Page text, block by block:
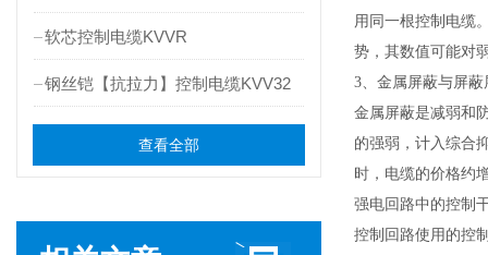
软芯控制电缆KVVR
钢丝铠【抗拉力】控制电缆KVV32
查看全部
用同一根控制电缆
势，其数值可能对
3、金属屏蔽与屏蔽
金属屏蔽是减弱和
的强弱，计入综合
时，电缆的价格约
强电回路中的控制
控制回路使用的控